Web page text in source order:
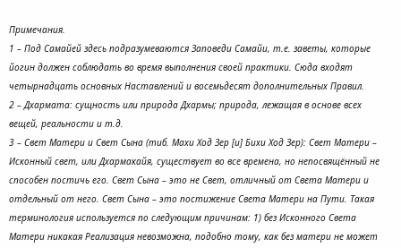
Примечания.
1 – Под Самайей здесь подразумеваются Заповеди Самайи, т.е. заветы, которые
йогин должен соблюдать во время выполнения своей практики. Сюда входят
четырнадцать основных Наставлений и восемьдесят дополнительных Правил.
2 – Дхармата: сущность или природа Дхармы; природа, лежащая в основе всех
вещей, реальности и т.д.
3 – Свет Матери и Свет Сына (тиб. Махи Ход Зер [и] Бихи Ход Зер): Свет Матери –
Исконный свет, или Дхармакайя, существует во все времена, но непосвящённый не
способен постичь его. Свет Сына – это не Свет, отличный от Света Матери и
отдельный от него. Свет Сына – это постижение Света Матери на Пути. Такая
терминология используется по следующим причинам: 1) без Исконного Света
Матери никакая Реализация невозможна, подобно тому, как без матери не может